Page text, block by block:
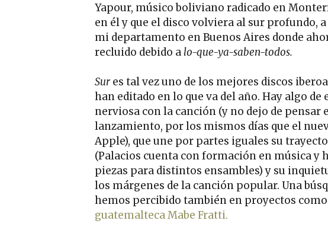
Yapour, músico boliviano radicado en
en él y que el disco volviera al sur profundo,
mi departamento en Buenos Aires donde
recluido debido a lo-que-ya-saben-todos.
Sur es tal vez uno de los mejores discos
han editado en lo que va del año. Hay algo de
nerviosa con la canción (y no dejo de pensar
lanzamiento, por los mismos días que el
Apple), que une por partes iguales su
(Palacios cuenta con formación en música y
piezas para distintos ensambles) y su
los márgenes de la canción popular. Una
hemos percibido también en proyectos como
guatemalteca Mabe Fratti.